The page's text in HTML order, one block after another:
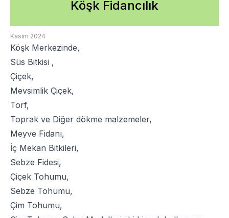
Köşk Fidancılık
Kasım 2024
Köşk Merkezinde,
Süs Bitkisi ,
Çiçek,
Mevsimlik Çiçek,
Torf,
Toprak ve Diğer dökme malzemeler,
Meyve Fidanı,
İç Mekan Bitkileri,
Sebze Fidesi,
Çiçek Tohumu,
Sebze Tohumu,
Çim Tohumu,